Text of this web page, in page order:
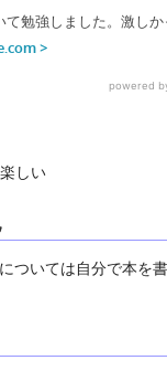
しい
ついては自分で本を